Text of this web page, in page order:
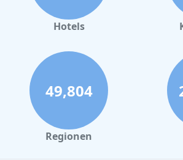
Hotels
49,804
Regionen